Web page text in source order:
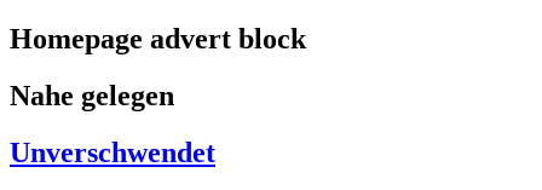
Homepage advert block
Nahe gelegen
Unverschwendet